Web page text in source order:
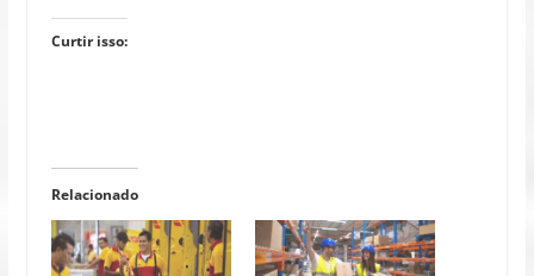
Curtir isso:
Relacionado